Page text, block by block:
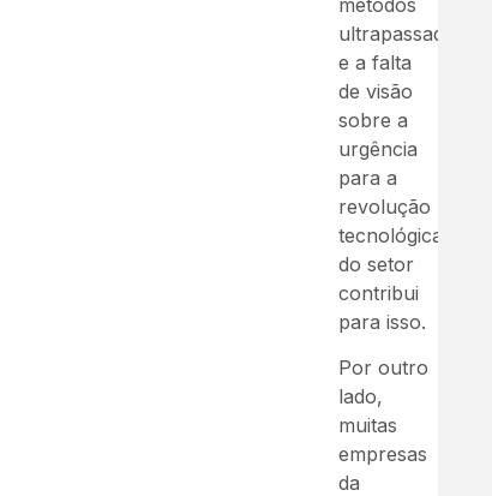
ultrapassados
e a falta
de visão
sobre a
urgência
para a
revolução
tecnológica
do setor
contribui
para isso.
Por outro
lado,
muitas
empresas
da